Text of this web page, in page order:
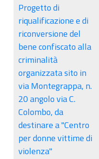
Progetto di
riqualificazione e di
riconversione del
bene confiscato alla
criminalità
organizzata sito in
via Montegrappa, n.
20 angolo via C.
Colombo, da
destinare a "Centro
per donne vittime di
violenza"